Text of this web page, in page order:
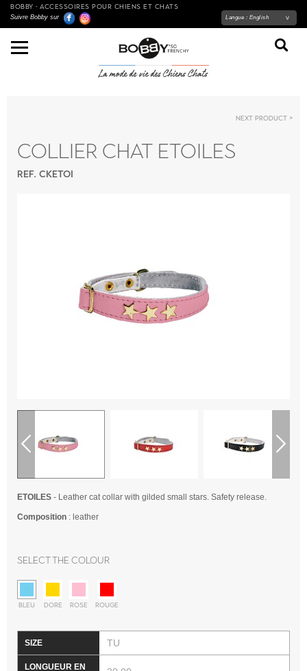
BOBBY - ACCESSOIRES POUR CHIENS ET CHATS
Suivre Bobby sur Langue : English
Next product
COLLIER CHAT ETOILES
REF. CKETOI
ETOILES - Leather cat collar with gilded small stars. Safety release.
Composition : leather
Select the colour
BLEU DORE ROSE ROUGE
TU